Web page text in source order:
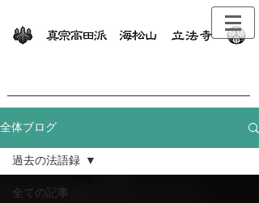
全体ブログ
全ての記事
過去の法語録